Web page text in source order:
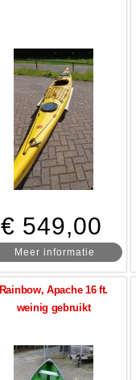
€ 549,00
Meer informatie
Rainbow, Apache 16 ft.
weinig gebruikt